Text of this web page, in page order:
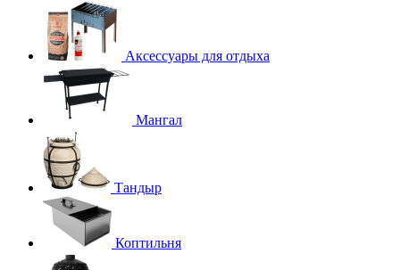
Аксессуары для отдыха
Мангал
Тандыр
Коптильня